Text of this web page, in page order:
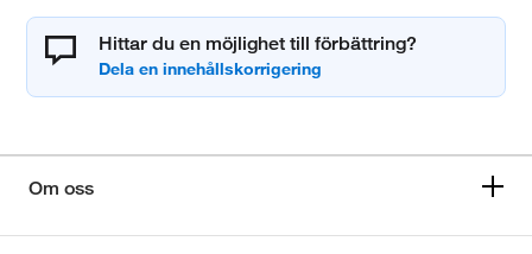
Hittar du en möjlighet till förbättring?
Om oss